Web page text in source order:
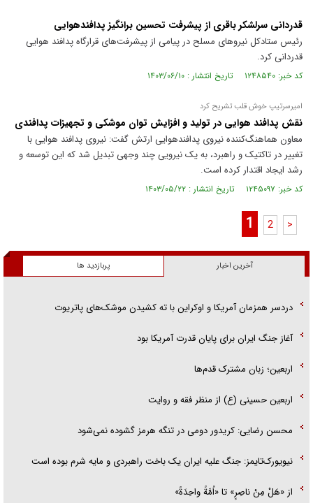
قدردانی سرلشکر باقری از پیشرفت تحسین برانگیز پدافندهوایی
رئیس ستادکل نیروهای مسلح در پیامی از پیشرفت‌های قرارگاه پدافند هوایی
قدردانی کرد.
کد خبر: ۱۲۴۸۵۴۰ تاریخ انتشار : ۱۴۰۳/۰۶/۱۰
امیرسرتیپ خوش قلب تشریح کرد
نقش پدافند هوایی در تولید و افزایش توان موشکی و تجهیزات پدافندی
معاون هماهنگ‌کننده نیروی پدافندهوایی ارتش گفت: نیروی پدافند هوایی با
تغییر در تاکتیک و راهبرد، به یک نیرویی چند وجهی تبدیل شد که این توسعه و
رشد ایجاد اقتدار کرده است.
کد خبر: ۱۲۴۵۰۹۷ تاریخ انتشار : ۱۴۰۳/۰۵/۲۲
1 2 >
آخرین اخبار پربازدید ها
دردسر همزمان آمریکا و اوکراین با ته کشیدن موشک‌های پاتریوت
آغاز جنگ ایران برای پایان قدرت آمریکا بود
اربعین؛ زبان مشترک قدم‌ها
اربعین حسینی (ع) از منظر فقه و روایت
محسن رضایی: کریدور دومی در تنگه هرمز گشوده نمی‌شود
نیویورک‌تایمز: جنگ علیه ایران یک باخت راهبردی و مایه شرم بوده است
از «هَلْ مِنْ ناصِرٍ» تا «اُمَّةً واحِدَةً»